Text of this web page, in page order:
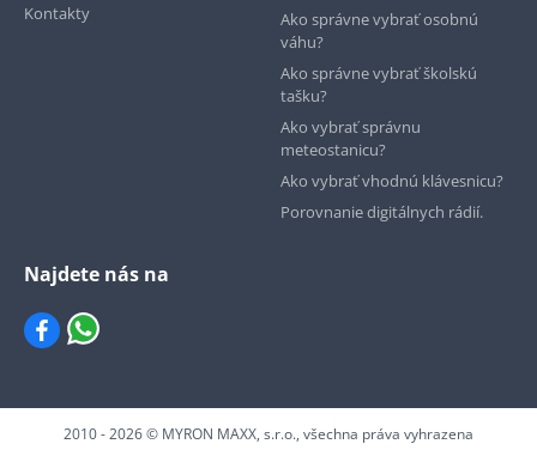
Kontakty
Ako správne vybrať osobnú
váhu?
Ako správne vybrať školskú
tašku?
Ako vybrať správnu
meteostanicu?
Ako vybrať vhodnú klávesnicu?
Porovnanie digitálnych rádií.
Najdete nás na
2010 - 2026 © MYRON MAXX, s.r.o., všechna práva vyhrazena